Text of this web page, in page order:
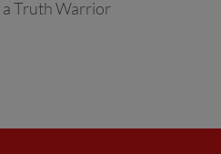
a Truth Warrior